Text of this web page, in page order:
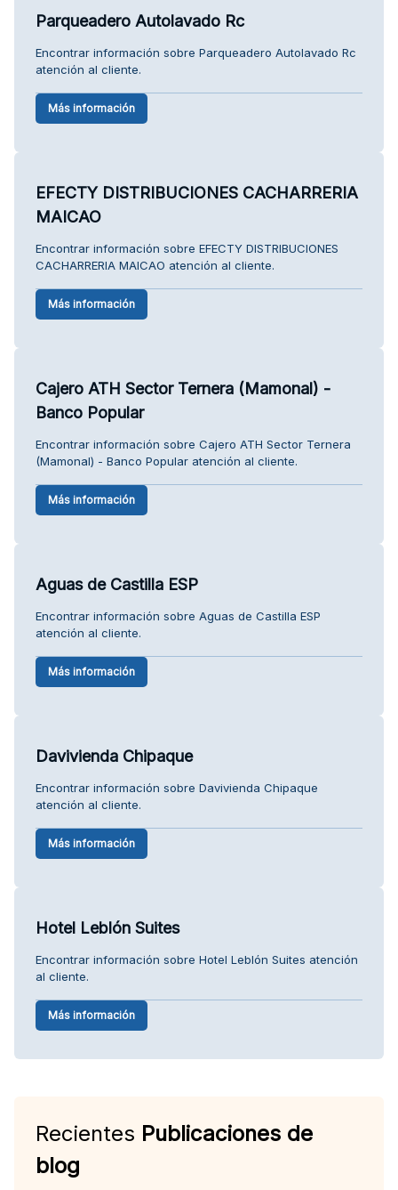
Parqueadero Autolavado Rc
Encontrar información sobre Parqueadero Autolavado Rc
atención al cliente.
Más información
EFECTY DISTRIBUCIONES CACHARRERIA
MAICAO
Encontrar información sobre EFECTY DISTRIBUCIONES
CACHARRERIA MAICAO atención al cliente.
Más información
Cajero ATH Sector Ternera (Mamonal) -
Banco Popular
Encontrar información sobre Cajero ATH Sector Ternera
(Mamonal) - Banco Popular atención al cliente.
Más información
Aguas de Castilla ESP
Encontrar información sobre Aguas de Castilla ESP
atención al cliente.
Más información
Davivienda Chipaque
Encontrar información sobre Davivienda Chipaque
atención al cliente.
Más información
Hotel Leblón Suites
Encontrar información sobre Hotel Leblón Suites atención
al cliente.
Más información
Recientes Publicaciones de
blog